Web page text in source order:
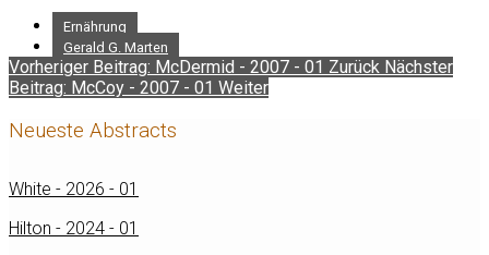
Ernährung
Gerald G. Marten
Vorheriger Beitrag: McDermid - 2007 - 01 Zurück Nächster
Beitrag: McCoy - 2007 - 01 Weiter
Neueste Abstracts
White - 2026 - 01
Hilton - 2024 - 01